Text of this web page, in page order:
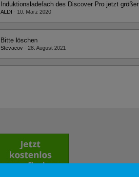
Induktionsladefach des Discover Pro jetzt größer
ALDI - 10. März 2020
Bitte löschen
Stevacov -28. August 2021